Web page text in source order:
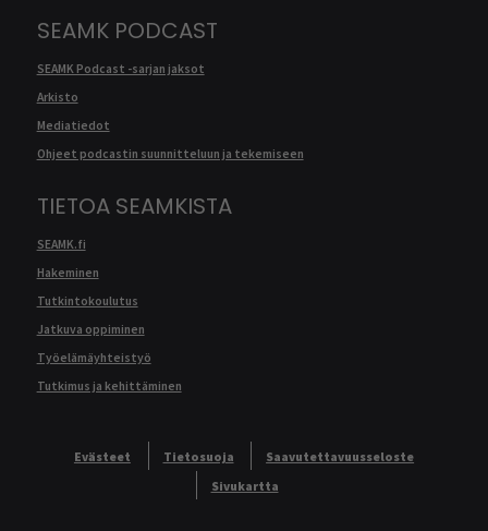
SEAMK PODCAST
SEAMK Podcast -sarjan jaksot
Arkisto
Mediatiedot
Ohjeet podcastin suunnitteluun ja tekemiseen
TIETOA SEAMKISTA
SEAMK.fi
Hakeminen
Tutkintokoulutus
Jatkuva oppiminen
Työelämäyhteistyö
Tutkimus ja kehittäminen
Evästeet Tietosuoja
Saavutettavuusseloste
Sivukartta